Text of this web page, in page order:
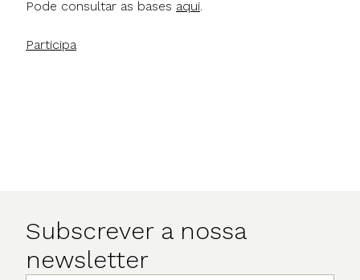
Pode consultar as bases aqui.
Participa
Subscrever a nossa
newsletter